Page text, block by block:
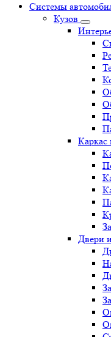
Системы
Кузов
Каркас
Двери